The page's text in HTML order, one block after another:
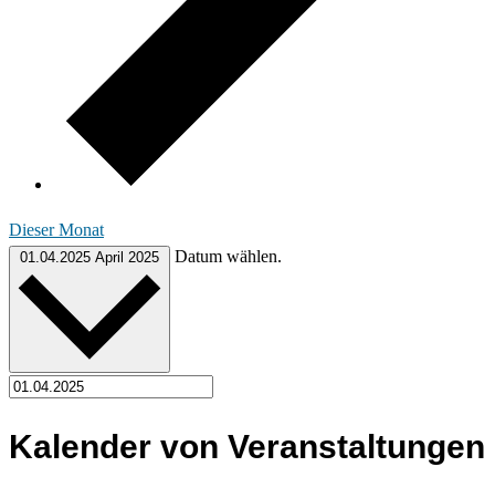
Dieser Monat
01.04.2025 April 2025 Datum wählen.
Kalender von Veranstaltungen